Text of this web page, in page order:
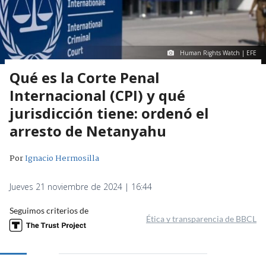
Human Rights Watch | EFE
Qué es la Corte Penal
Internacional (CPI) y qué
jurisdicción tiene: ordenó el
arresto de Netanyahu
PorIgnacio Hermosilla
Jueves 21 noviembre de 2024 | 16:44
Seguimos criterios de
Ética y transparencia de BBCL